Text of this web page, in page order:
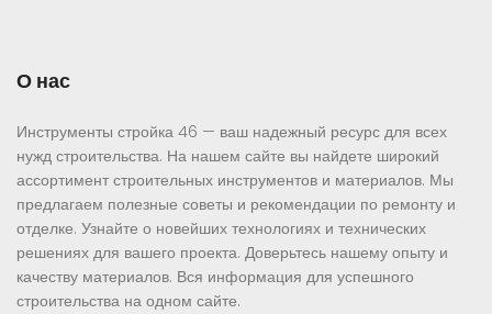
О нас
Инструменты стройка 46 — ваш надежный ресурс для всех
нужд строительства. На нашем сайте вы найдете широкий
ассортимент строительных инструментов и материалов. Мы
предлагаем полезные советы и рекомендации по ремонту и
отделке. Узнайте о новейших технологиях и технических
решениях для вашего проекта. Доверьтесь нашему опыту и
качеству материалов. Вся информация для успешного
строительства на одном сайте.